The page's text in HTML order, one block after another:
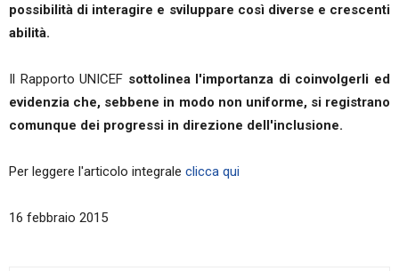
possibilità di interagire e sviluppare così diverse e crescenti
abilità.
Il Rapporto UNICEF sottolinea l'importanza di coinvolgerli ed
evidenzia che, sebbene in modo non uniforme, si registrano
comunque dei progressi in direzione dell'inclusione.
Per leggere l'articolo integrale clicca qui
16 febbraio 2015